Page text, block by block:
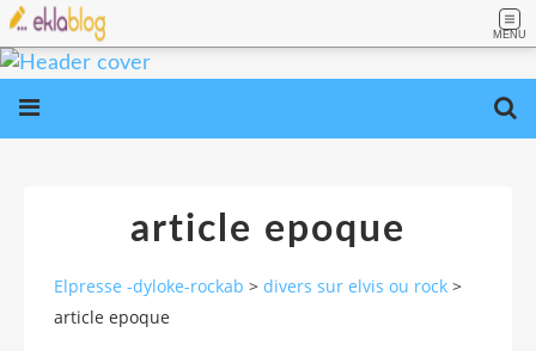
MENU
article epoque
Elpresse -dyloke-rockab > divers sur elvis ou rock >
article epoque